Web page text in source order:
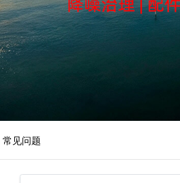
常见问题